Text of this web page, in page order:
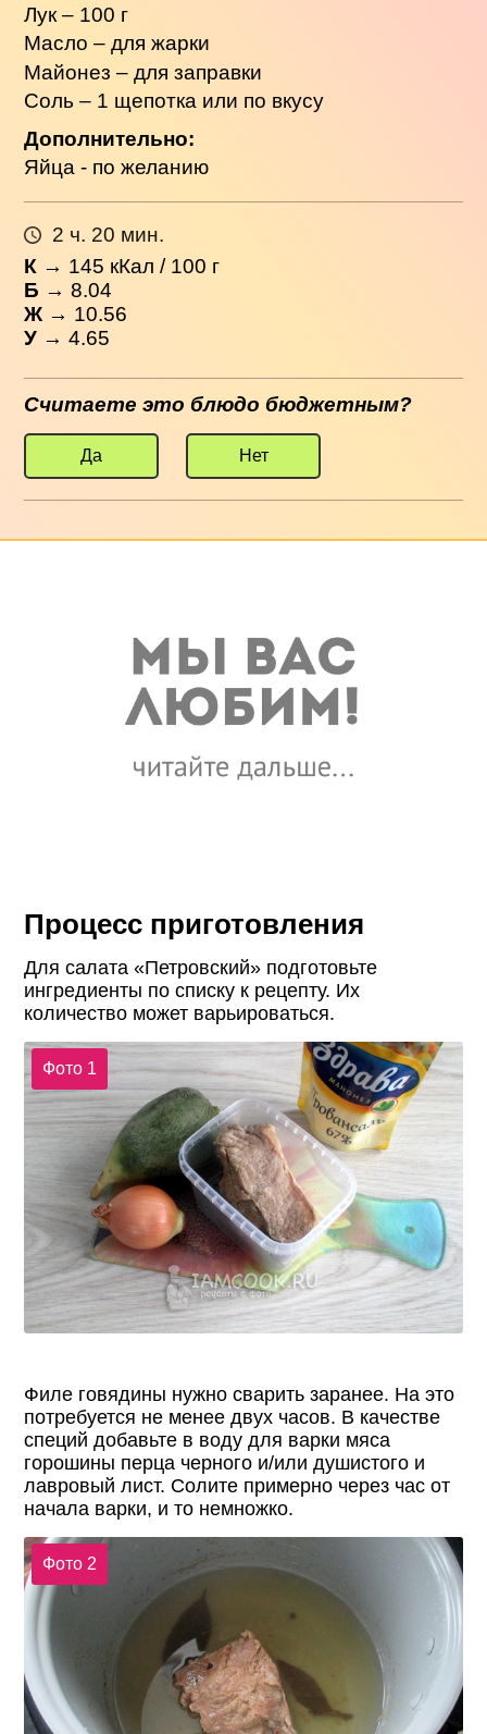
Лук – 100 г
Масло – для жарки
Майонез – для заправки
Соль – 1 щепотка или по вкусу
Дополнительно:
Яйца - по желанию
2 ч. 20 мин.
К → 145 кКал / 100 г
Б → 8.04
Ж → 10.56
У → 4.65
Считаете это блюдо бюджетным?
Да Нет
Процесс приготовления
Для салата «Петровский» подготовьте
ингредиенты по списку к рецепту. Их
количество может варьироваться.
Фото 1
Филе говядины нужно сварить заранее. На это
потребуется не менее двух часов. В качестве
специй добавьте в воду для варки мяса
горошины перца черного и/или душистого и
лавровый лист. Солите примерно через час от
начала варки, и то немножко.
Фото 2